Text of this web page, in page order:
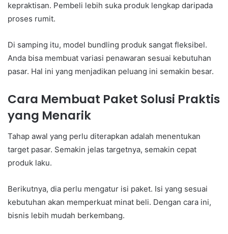
kepraktisan. Pembeli lebih suka produk lengkap daripada
proses rumit.
Di samping itu, model bundling produk sangat fleksibel.
Anda bisa membuat variasi penawaran sesuai kebutuhan
pasar. Hal ini yang menjadikan peluang ini semakin besar.
Cara Membuat Paket Solusi Praktis
yang Menarik
Tahap awal yang perlu diterapkan adalah menentukan
target pasar. Semakin jelas targetnya, semakin cepat
produk laku.
Berikutnya, dia perlu mengatur isi paket. Isi yang sesuai
kebutuhan akan memperkuat minat beli. Dengan cara ini,
bisnis lebih mudah berkembang.